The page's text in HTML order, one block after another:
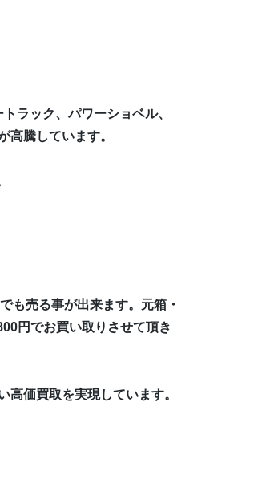
ラック、パワーショベル、
高騰しています。
も売る事が出来ます。元箱・
円でお買い取りさせて頂き
価買取を実現しています。